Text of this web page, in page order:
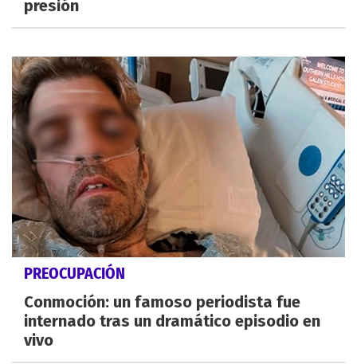
presión
PREOCUPACIÓN
Conmoción: un famoso periodista fue
internado tras un dramático episodio en
vivo